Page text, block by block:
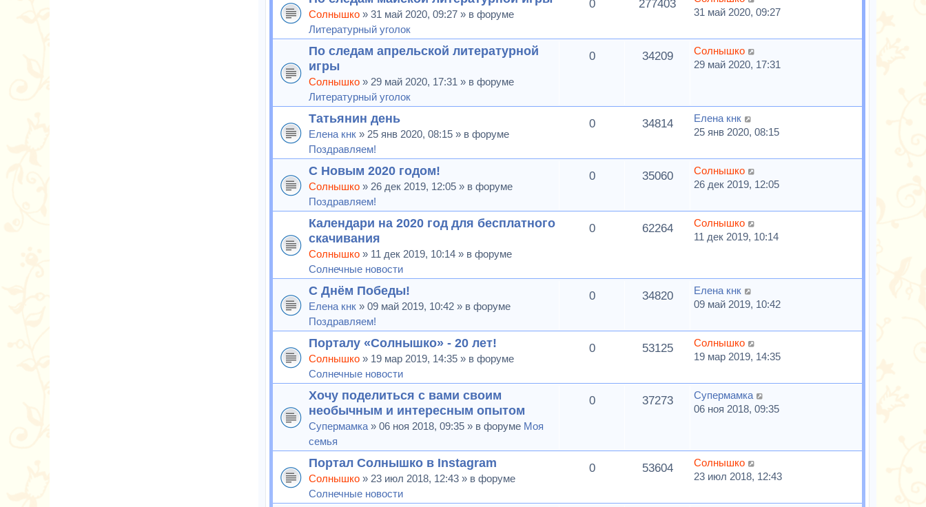
Солнышко» 31 май 2020, 09:27 » в форуме
Литературный уголок
0 277403
31 май 2020, 09:27
По следам апрельской литературной
игры
Солнышко» 29 май 2020, 17:31 » в форуме
Литературный уголок
0 34209
Солнышко
29 май 2020, 17:31
Татьянин день
Елена кнк» 25 янв 2020, 08:15 » в форуме
Поздравляем!
0 34814
Елена кнк
25 янв 2020, 08:15
С Новым 2020 годом!
Солнышко» 26 дек 2019, 12:05 » в форуме
Поздравляем!
0 35060
Солнышко
26 дек 2019, 12:05
Календари на 2020 год для бесплатного
скачивания
Солнышко» 11 дек 2019, 10:14 » в форуме
Солнечные новости
0 62264
Солнышко
11 дек 2019, 10:14
С Днём Победы!
Елена кнк» 09 май 2019, 10:42 » в форуме
Поздравляем!
0 34820
Елена кнк
09 май 2019, 10:42
Порталу «Солнышко» - 20 лет!
Солнышко» 19 мар 2019, 14:35 » в форуме
Солнечные новости
0 53125
Солнышко
19 мар 2019, 14:35
Хочу поделиться с вами своим
необычным и интересным опытом
Супермамка» 06 ноя 2018, 09:35 » в форуме Моя
семья
0 37273
Супермамка
06 ноя 2018, 09:35
Портал Солнышко в Instagram
Солнышко» 23 июл 2018, 12:43 » в форуме
Солнечные новости
0 53604
Солнышко
23 июл 2018, 12:43